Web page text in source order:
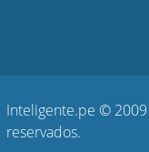
Inteligente.pe © 2009
reservados.